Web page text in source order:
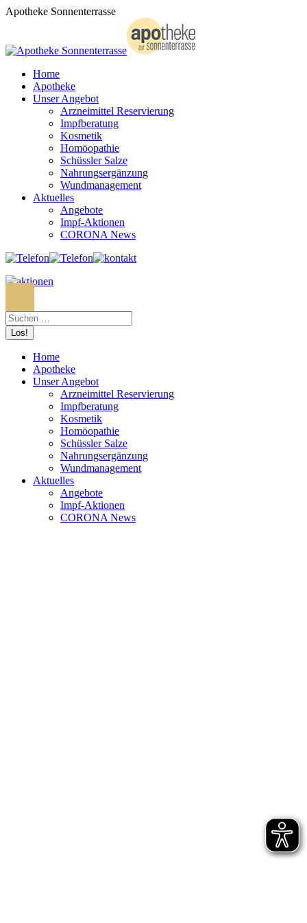
Zum
Apotheke Sonnenterrasse
Home
Apotheke
Unser Angebot
Arzneimittel Reservierung
Impfberatung
Kosmetik
Homöopathie
Schüssler Salze
Nahrungsergänzung
Wundmanagement
Aktuelles
Angebote
Impf-Aktionen
CORONA News
Home
Apotheke
Unser Angebot
Arzneimittel Reservierung
Impfberatung
Kosmetik
Homöopathie
Schüssler Salze
Nahrungsergänzung
Wundmanagement
Aktuelles
Angebote
Impf-Aktionen
CORONA News